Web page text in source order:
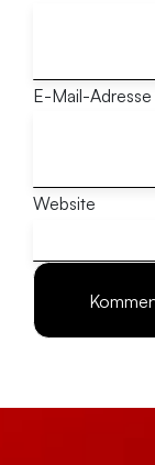
E-Mail-Adresse
Website